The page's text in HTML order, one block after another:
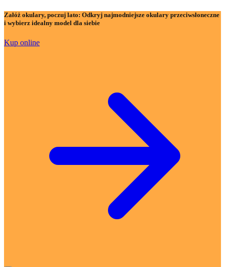
Załóż okulary, poczuj lato: Odkryj najmodniejsze okulary przeciwsłoneczne
i wybierz idealny model dla siebie
Kup online